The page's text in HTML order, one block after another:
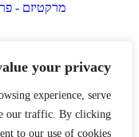
your privacy
experience, serve
our traffic. By clicking
to our use of cookies.
מרקטיזם -